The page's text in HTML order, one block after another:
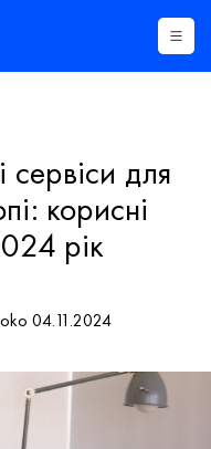
для
корисні
рік
04.11.2024